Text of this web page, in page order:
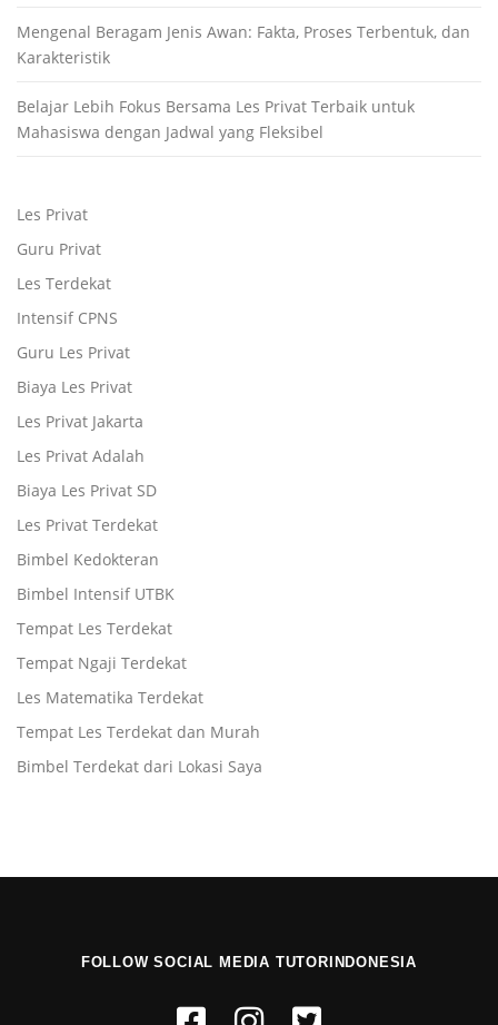
Mengenal Beragam Jenis Awan: Fakta, Proses Terbentuk, dan
Karakteristik
Belajar Lebih Fokus Bersama Les Privat Terbaik untuk
Mahasiswa dengan Jadwal yang Fleksibel
Les Privat
Guru Privat
Les Terdekat
Intensif CPNS
Guru Les Privat
Biaya Les Privat
Les Privat Jakarta
Les Privat Adalah
Biaya Les Privat SD
Les Privat Terdekat
Bimbel Kedokteran
Bimbel Intensif UTBK
Tempat Les Terdekat
Tempat Ngaji Terdekat
Les Matematika Terdekat
Tempat Les Terdekat dan Murah
Bimbel Terdekat dari Lokasi Saya
FOLLOW SOCIAL MEDIA TUTORINDONESIA